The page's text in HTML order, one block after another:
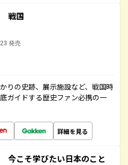
戦国
発売
りの史跡、展示施設など、戦国時
ガイドする歴史ファン必携の一
詳細を見る
今こそ学びたい日本のこと